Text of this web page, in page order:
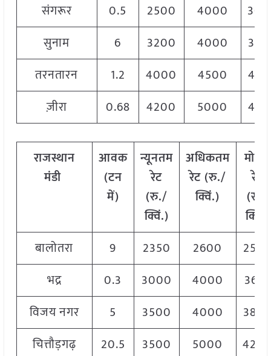
संगरूर 0.5 2500 4000
सुनाम
6 3200 4000
तरनतारन
1.2 4000 4500
ज़ीरा
0.68 4200 5000
राजस्थान
मंडी
आवक
(टन
में)
न्यूनतम
रेट
(रु./
क्विं.)
अधिकतम
रेट (रु./
क्विं.)
मोडल
रेट
(रु./
क्विं.)
बालोतरा
9 2350 2600
भद्र
0.3 3000 4000
3667
विजय नगर
5 3500 4000
चित्तौड़गढ़
20.5 3500 5000